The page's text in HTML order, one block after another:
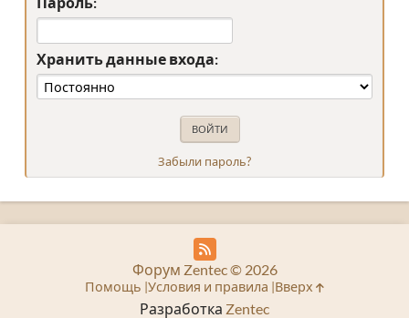
Хранить данные входа:
Забыли пароль?
Разработка Zentec
Форум Zentec © 2026
Помощь Условия и правила Вверх